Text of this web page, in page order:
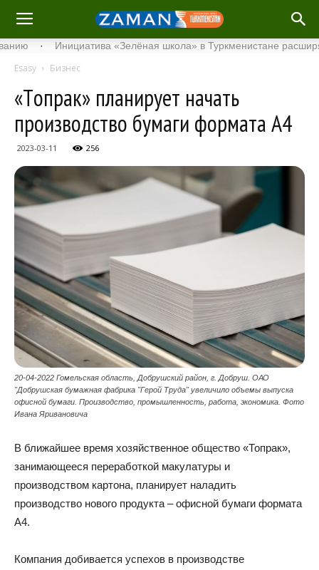
· Инициатива «Зелёная школа» в Туркменистане расширяет
Esasy Бизнес
«Tопрак» планирует начать
производство бумаги формата A4
2023-03-11 256
20-04-2022 Гомельская область, Добрушский район, г. Добруш. ОАО
"Добрушская бумажная фабрика "Герой Труда" увеличило объемы выпуска
офисной бумаги. Производство, промышленность, работа, экономика. Фото
Ивана Яривановича
В ближайшее время хозяйственное общество «Топрак»,
занимающееся переработкой макулатуры и
производством картона, планирует наладить
производство нового продукта – офисной бумаги формата
А4.
Компания добивается успехов в производстве